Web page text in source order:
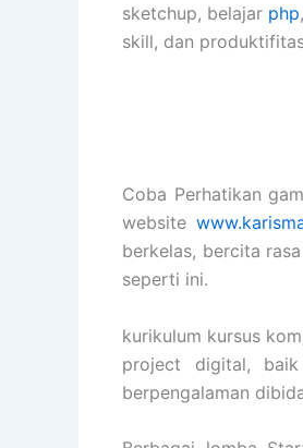
sketchup, belajar php
skill, dan
Coba Perhatikan
website
berkelas, bercita
seperti ini.
kurikulum kursus
project digital, baik
berpengalaman